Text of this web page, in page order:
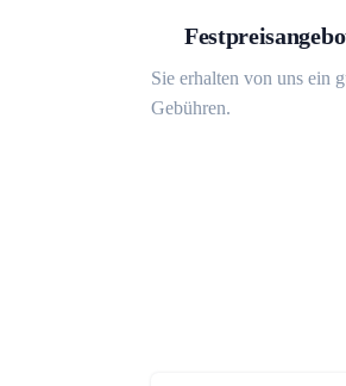
Sie erhalten von uns ein
Gebühren.